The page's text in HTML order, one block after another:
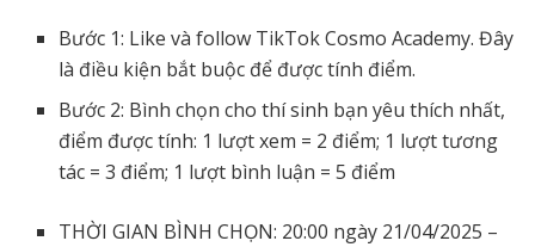
Bước 1: Like và follow TikTok Cosmo Academy. Đây
là điều kiện bắt buộc để được tính điểm.
Bước 2: Bình chọn cho thí sinh bạn yêu thích nhất,
điểm được tính: 1 lượt xem = 2 điểm; 1 lượt tương
tác = 3 điểm; 1 lượt bình luận = 5 điểm
THỜI GIAN BÌNH CHỌN: 20:00 ngày 21/04/2025 –